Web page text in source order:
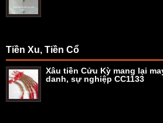
Tiền Xu, Tiền Cổ
Xâu tiền Cửu Kỳ mang lại
danh, sự nghiệp CC1133